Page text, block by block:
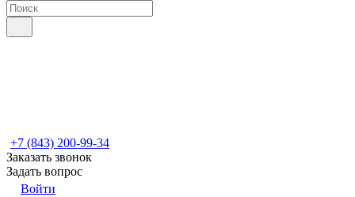
+7 (843) 200-99-34
Заказать звонок
Задать вопрос
Войти